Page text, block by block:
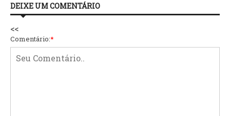
DEIXE UM COMENTÁRIO
<<
Comentário:*